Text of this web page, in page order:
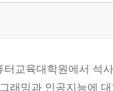
교육대학원에서 석
래밍과 인공지능에